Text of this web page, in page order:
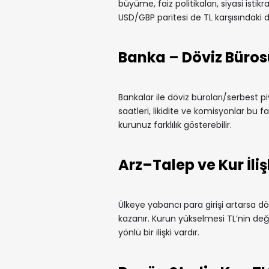
büyüme, faiz politikaları, siyasi
USD/GBP paritesi de TL
Banka – Döviz
Bankalar ile döviz büroları/serbest
saatleri, likidite ve komisyonlar bu
kurunuz farklılık gösterebilir.
Arz–Talep ve Kur
Ülkeye yabancı para girişi artarsa
kazanır. Kurun yükselmesi TL’nin
yönlü bir ilişki vardır.